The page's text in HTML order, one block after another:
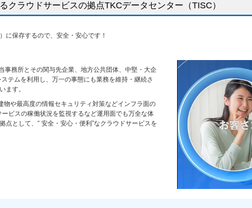
クラウドサービスの拠点TKCデータセンター（TISC）
に保存するので、安全・安心です！
事務所とその関与先企業、地方公共団体、中堅・大企
テムを利用し、万一の事態にも業務を維持・継続さ
ます。
物や最高度の情報セキュリティ対策などインフラ面の
ビスの稼働状況を監視するなど運用面でも万全な体
点として、“ 安全・安心・便利”なクラウドサービスを